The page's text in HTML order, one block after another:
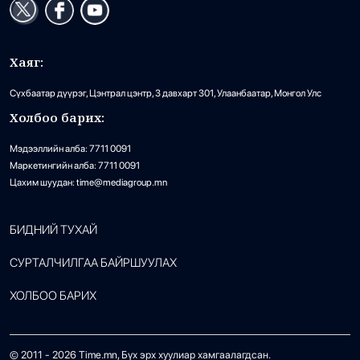
Хаяг:
Сүхбаатар дүүрэг, Цэнтрал цэнтр, 3 давхарт 301, Улаанбаатар, Монгол Улс
Холбоо барих:
Мэдээллийн алба: 7711 0091
Маркетингийн алба: 7711 0091
Цахим шуудан: time@mediagroup.mn
БИДНИЙ ТУХАЙ
СУРТАЛЧИЛГАА БАЙРШУУЛАХ
ХОЛБОО БАРИХ
© 2011 - 2026 Time.mn, Бүх эрх хуулиар хамгаалагдсан.